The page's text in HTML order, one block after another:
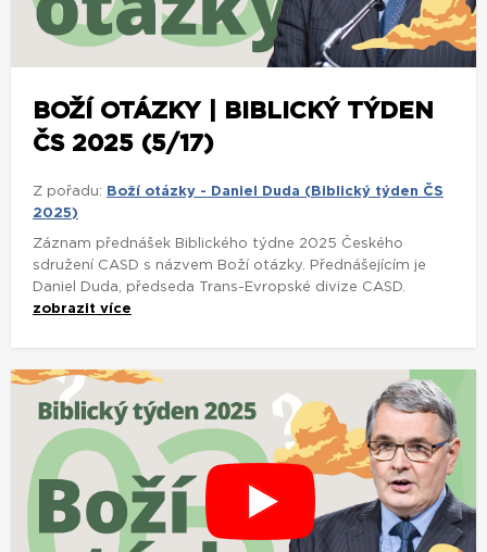
BOŽÍ OTÁZKY | BIBLICKÝ TÝDEN
ČS 2025 (5/17)
Z pořadu:
Boží otázky - Daniel Duda (Biblický týden ČS
2025)
Záznam přednášek Biblického týdne 2025 Českého
sdružení CASD s názvem Boží otázky. Přednášejícím je
Daniel Duda, předseda Trans-Evropské divize CASD.
zobrazit více